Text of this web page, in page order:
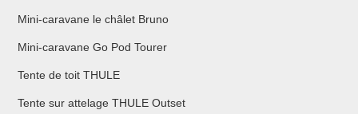
Mini-caravane le châlet Bruno
Mini-caravane Go Pod Tourer
Tente de toit THULE
Tente sur attelage THULE Outset